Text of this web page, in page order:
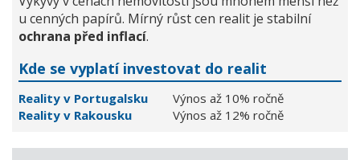
u cenných papírů. Mírný růst cen realit je stabilní
ochrana před inflací.
Kde se vyplatí investovat do realit
Reality v Portugalsku
Výnos až 10% ročně
Reality v Rakousku
Výnos až 12% ročně